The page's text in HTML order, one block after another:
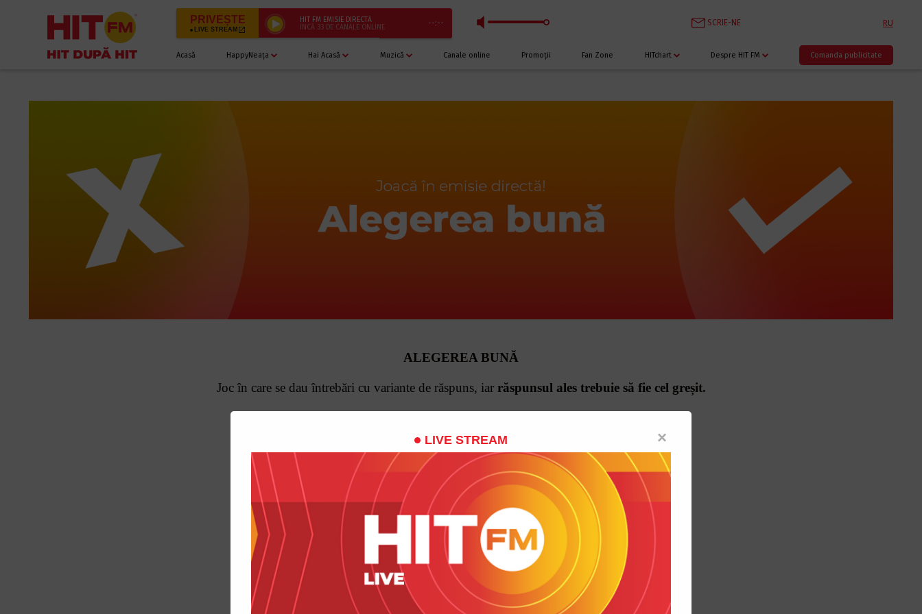
PRIVEȘTE
LIVE STREAM
HIT FM EMISIE DIRECTĂ
ÎNCĂ 33 DE CANALE ONLINE
--:-- SCRIE-NE RU
Acasă HappyNeața Hai Acasă Muzică Canale online Promoții Fan Zone HITchart Despre HIT FM Comanda publicitate
×
LIVE STREAM
ALEGEREA BUNĂ
Joc în care se dau întrebări cu variante de răspuns, iar răspunsul ales trebuie să fie cel greșit.
Dacă întâmplător alegi răspunsul
Exemplu: Ce bei pentru a-ți potoli setea?-Apă sau Benzină? -
Răspunde "Benzină"!
Joacă cu noi în emisie directă!
Scrie-ne pe Viber: "Particip!" și Happy Neața te va suna!
VIBER HIT FM: 078 999 444